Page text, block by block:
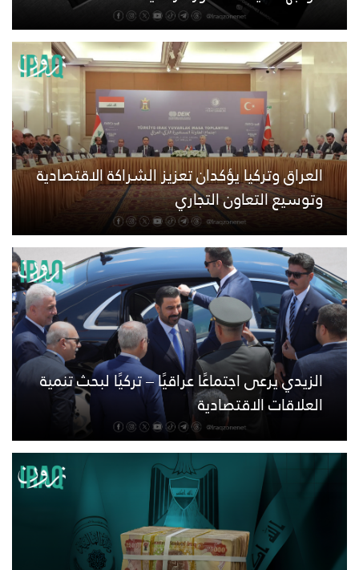
العراق وتركيا يؤكدان تعزيز الشراكة الاقتصادية
وتوسيع التعاون التجاري
الزيدي يرعى اجتماعًا عراقيًا – تركيًا لبحث تنمية
العلاقات الاقتصادية